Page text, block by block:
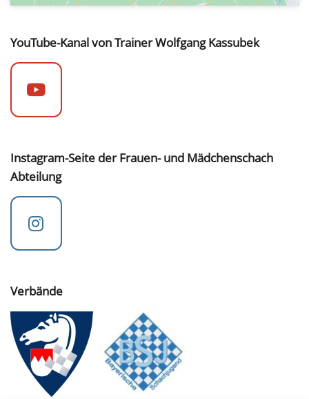
YouTube-Kanal von Trainer Wolfgang Kassubek
Instagram-Seite der Frauen- und Mädchenschach
Abteilung
Verbände